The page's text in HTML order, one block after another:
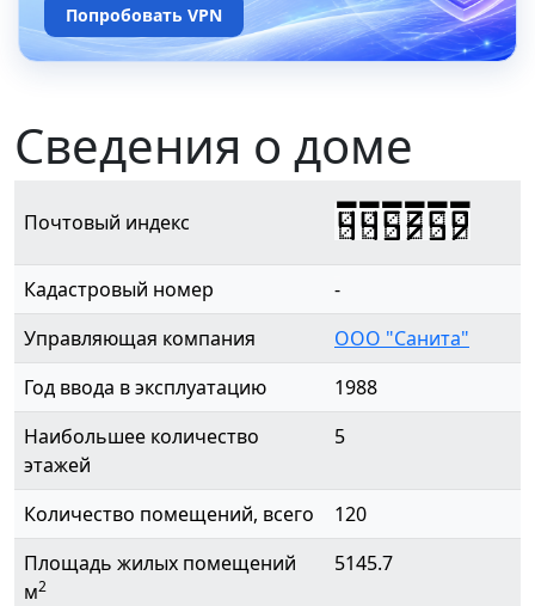
Попробовать VPN
Сведения о доме
Почтовый индекс 445359
Кадастровый номер
-
Управляющая компания
ООО "Санита"
Год ввода в эксплуатацию
1988
Наибольшее количество
этажей
5
Количество помещений, всего
120
Площадь жилых помещений
м2
5145.7